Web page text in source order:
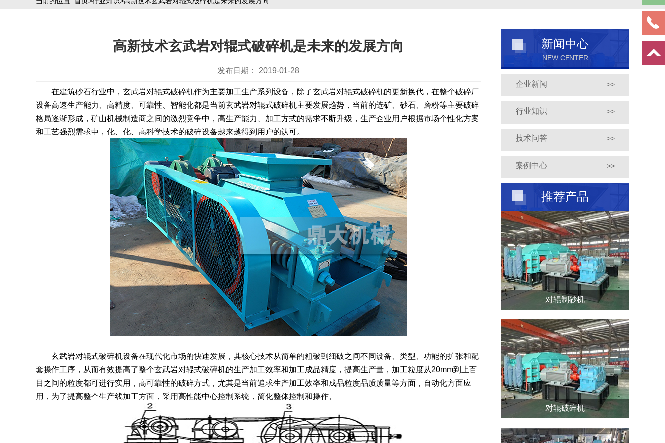
新闻中心
NEW CENTER
企业新闻 >>
行业知识 >>
技术问答 >>
案例中心 >>
推荐产品
对辊制砂机
对辊破碎机
高新技术玄武岩对辊式破碎机是未来的发展方向
发布日期： 2019-01-28
在建筑砂石行业中，玄武岩对辊式破碎机作为主要加工生产系列设备，除了玄武岩对辊式破碎机的更新换代，在整个破碎厂
设备高速生产能力、高精度、可靠性、智能化都是当前玄武岩对辊式破碎机主要发展趋势，当前的选矿、砂石、磨粉等主要破碎
格局逐渐形成，矿山机械制造商之间的激烈竞争中，高生产能力、加工方式的需求不断升级，生产企业用户根据市场个性化方案
和工艺强烈需求中，化、化、高科学技术的破碎设备越来越得到用户的认可。
玄武岩对辊式破碎机设备在现代化市场的快速发展，其核心技术从简单的粗破到细破之间不同设备、类型、功能的扩张和配
套操作工序，从而有效提高了整个玄武岩对辊式破碎机的生产加工效率和加工成品精度，提高生产量，加工粒度从20mm到上百
目之间的粒度都可进行实用，高可靠性的破碎方式，尤其是当前追求生产加工效率和成品粒度品质质量等方面，自动化方面应
用，为了提高整个生产线加工方面，采用高性能中心控制系统，简化整体控制和操作。